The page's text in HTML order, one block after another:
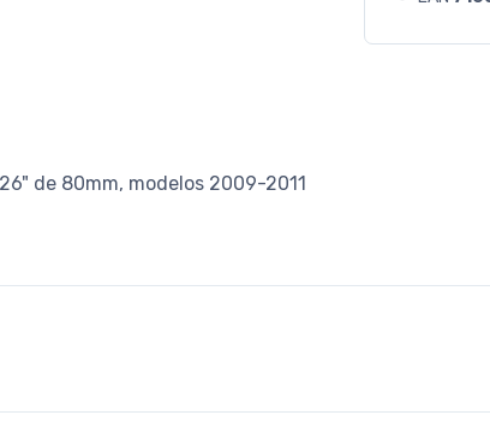
de 80mm, modelos 2009-2011